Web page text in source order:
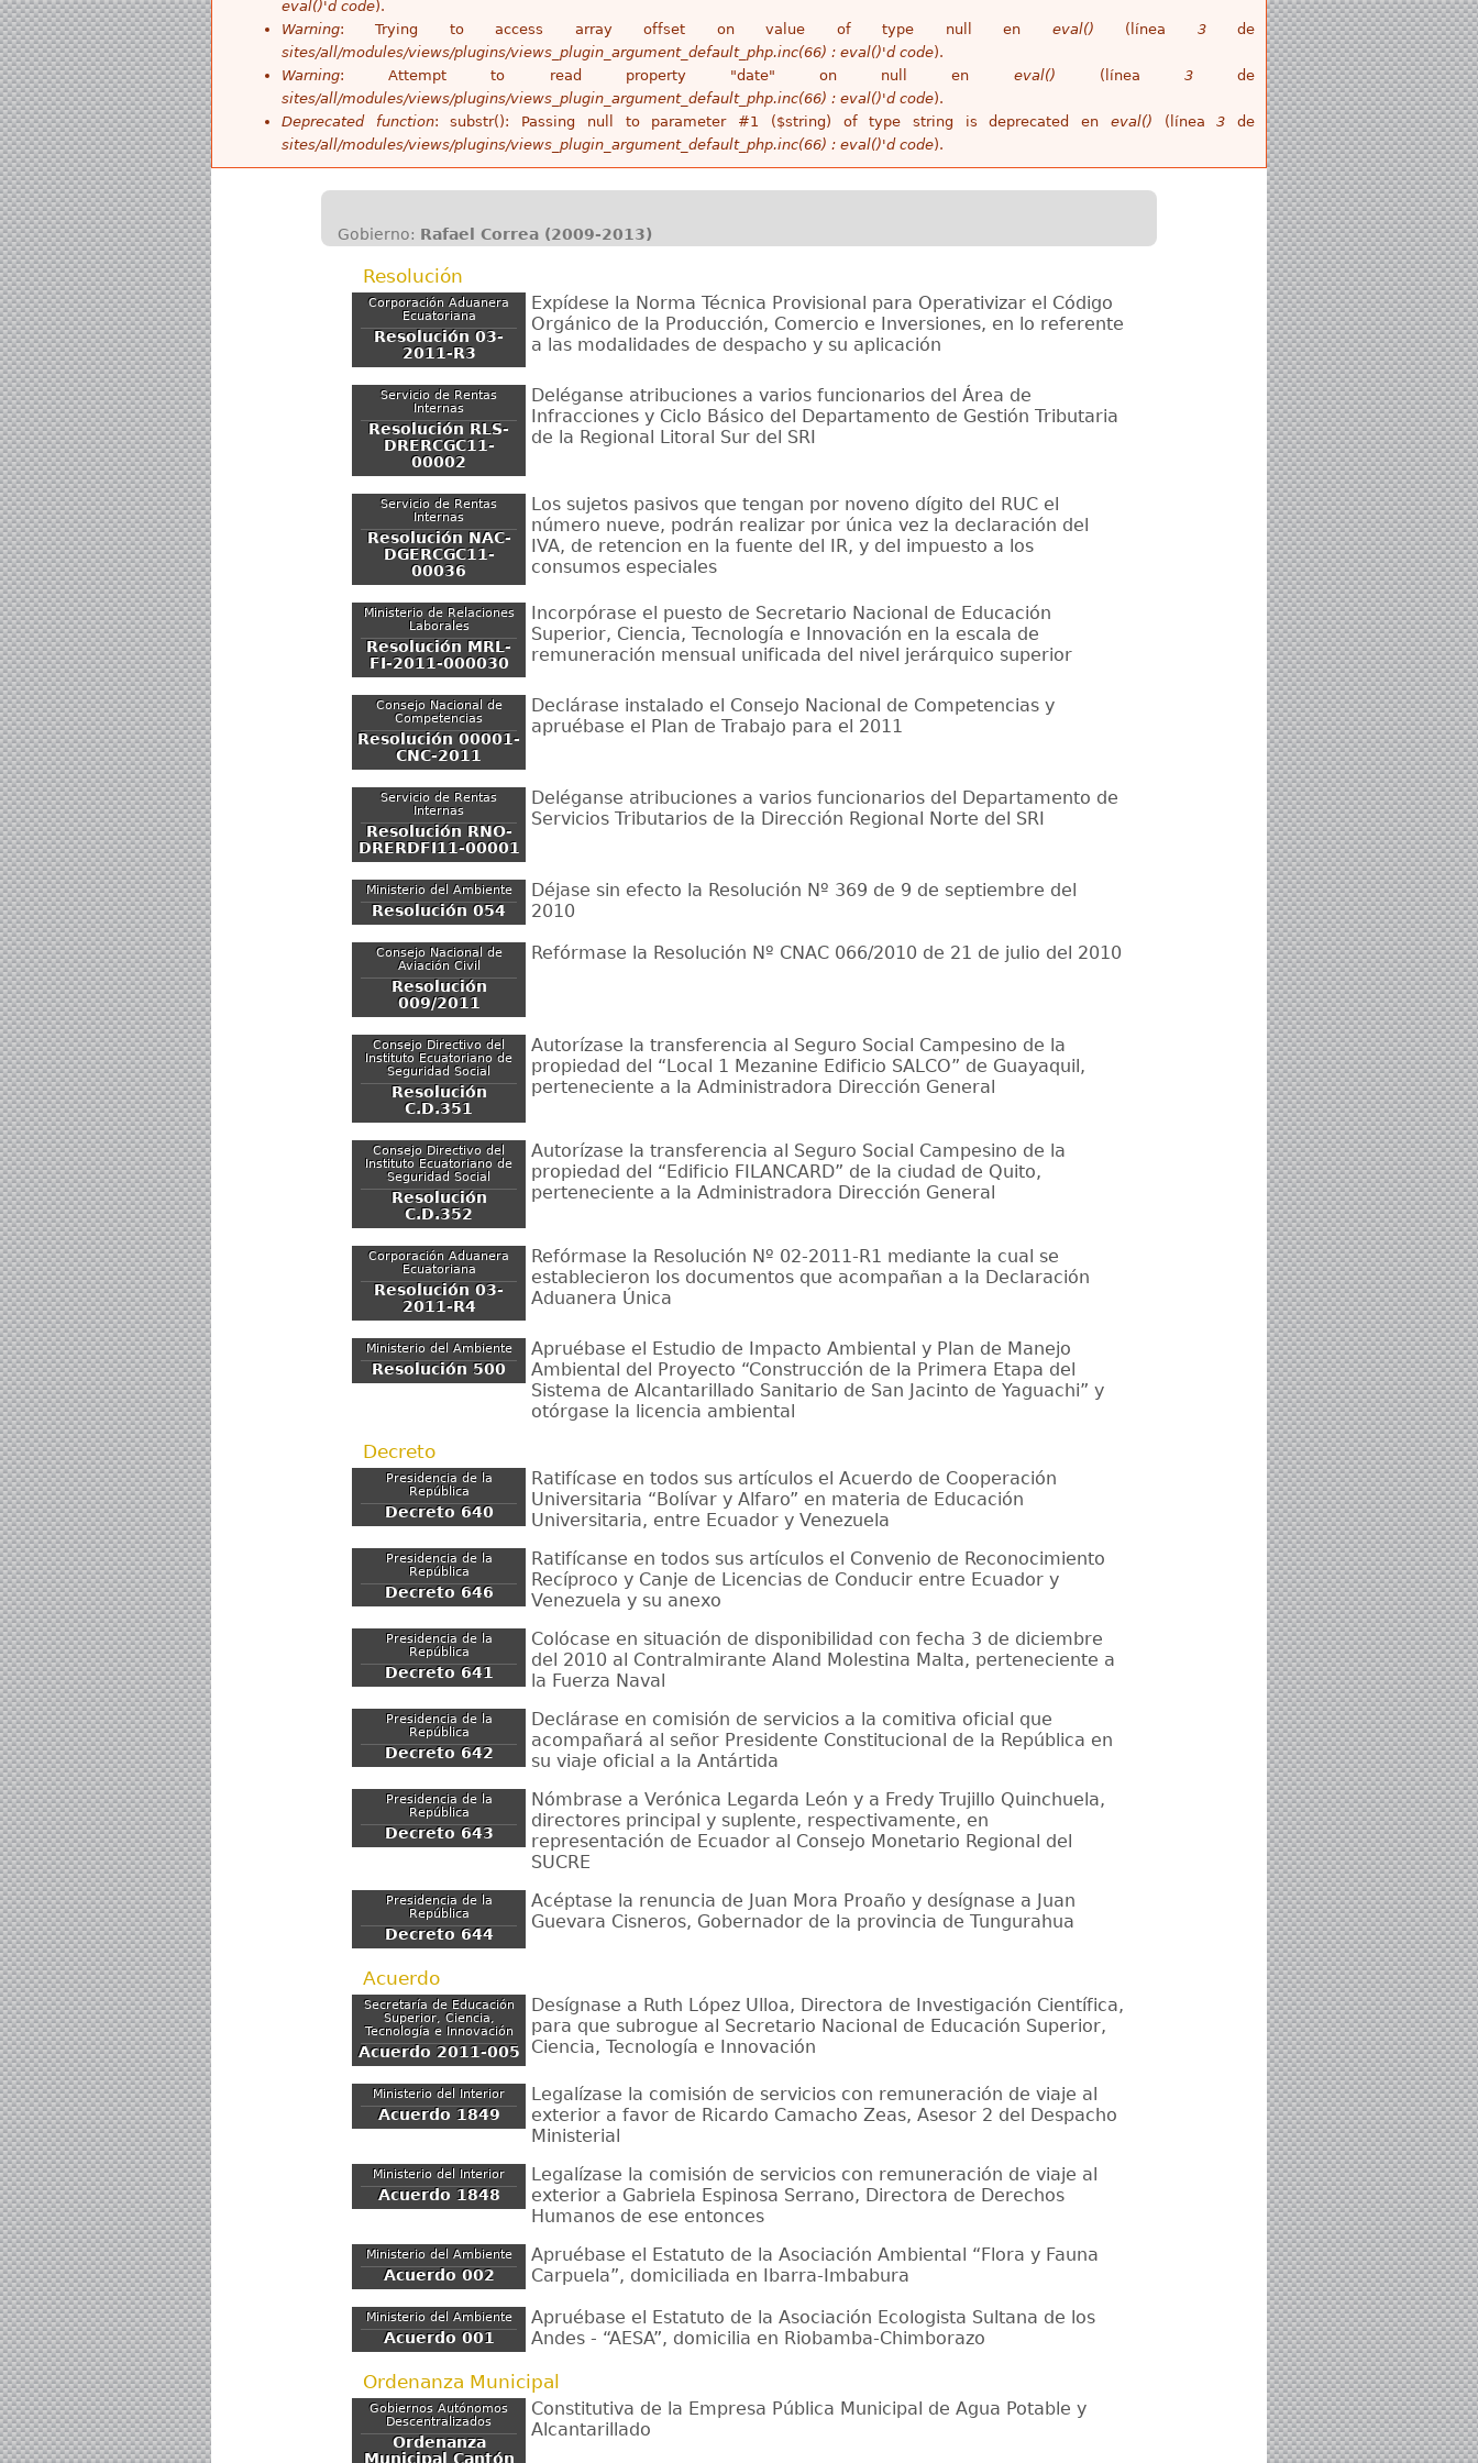
eval()'d code).
Warning: Trying to access array offset on value of type null en eval() (línea 3de
sites/all/modules/views/plugins/views_plugin_argument_default_php.inc(66) : eval()'d code).
Warning: Attempt to read property "date" on null en eval() (línea 3de
sites/all/modules/views/plugins/views_plugin_argument_default_php.inc(66) : eval()'d code).
Deprecated function: substr(): Passing null to parameter #1 ($string) of type string is deprecated en eval() (línea3 de
sites/all/modules/views/plugins/views_plugin_argument_default_php.inc(66) : eval()'d code).
Gobierno: Rafael Correa (2009-2013)
Resolución
Corporación Aduanera
Ecuatoriana
Resolución 03-
2011-R3
Expídese la Norma Técnica Provisional para Operativizar el Código
Orgánico de la Producción, Comercio e Inversiones, en lo referente
a las modalidades de despacho y su aplicación
Servicio de Rentas
Internas
Resolución RLS-
DRERCGC11-
00002
Deléganse atribuciones a varios funcionarios del Área de
Infracciones y Ciclo Básico del Departamento de Gestión Tributaria
de la Regional Litoral Sur del SRI
Servicio de Rentas
Internas
Resolución NAC-
DGERCGC11-
00036
Los sujetos pasivos que tengan por noveno dígito del RUC el
número nueve, podrán realizar por única vez la declaración del
IVA, de retencion en la fuente del IR, y del impuesto a los
consumos especiales
Ministerio de Relaciones
Laborales
Resolución MRL-
FI-2011-000030
Incorpórase el puesto de Secretario Nacional de Educación
Superior, Ciencia, Tecnología e Innovación en la escala de
remuneración mensual unificada del nivel jerárquico superior
Consejo Nacional de
Competencias
Resolución 00001-
CNC-2011
Declárase instalado el Consejo Nacional de Competencias y
apruébase el Plan de Trabajo para el 2011
Servicio de Rentas
Internas
Resolución RNO-
DRERDFI11-00001
Deléganse atribuciones a varios funcionarios del Departamento de
Servicios Tributarios de la Dirección Regional Norte del SRI
Ministerio del Ambiente
Resolución 054
Déjase sin efecto la Resolución Nº 369 de 9 de septiembre del
2010
Consejo Nacional de
Aviación Civil
Resolución
009/2011
Refórmase la Resolución Nº CNAC 066/2010 de 21 de julio del 2010
Consejo Directivo del
Instituto Ecuatoriano de
Seguridad Social
Resolución
C.D.351
Autorízase la transferencia al Seguro Social Campesino de la
propiedad del “Local 1 Mezanine Edificio SALCO” de Guayaquil,
perteneciente a la Administradora Dirección General
Consejo Directivo del
Instituto Ecuatoriano de
Seguridad Social
Resolución
C.D.352
Autorízase la transferencia al Seguro Social Campesino de la
propiedad del “Edificio FILANCARD” de la ciudad de Quito,
perteneciente a la Administradora Dirección General
Corporación Aduanera
Ecuatoriana
Resolución 03-
2011-R4
Refórmase la Resolución Nº 02-2011-R1 mediante la cual se
establecieron los documentos que acompañan a la Declaración
Aduanera Única
Ministerio del Ambiente
Resolución 500
Apruébase el Estudio de Impacto Ambiental y Plan de Manejo
Ambiental del Proyecto “Construcción de la Primera Etapa del
Sistema de Alcantarillado Sanitario de San Jacinto de Yaguachi” y
otórgase la licencia ambiental
Decreto
Presidencia de la
República
Decreto 640
Ratifícase en todos sus artículos el Acuerdo de Cooperación
Universitaria “Bolívar y Alfaro” en materia de Educación
Universitaria, entre Ecuador y Venezuela
Presidencia de la
República
Decreto 646
Ratifícanse en todos sus artículos el Convenio de Reconocimiento
Recíproco y Canje de Licencias de Conducir entre Ecuador y
Venezuela y su anexo
Presidencia de la
República
Decreto 641
Colócase en situación de disponibilidad con fecha 3 de diciembre
del 2010 al Contralmirante Aland Molestina Malta, perteneciente a
la Fuerza Naval
Presidencia de la
República
Decreto 642
Declárase en comisión de servicios a la comitiva oficial que
acompañará al señor Presidente Constitucional de la República en
su viaje oficial a la Antártida
Presidencia de la
República
Decreto 643
Nómbrase a Verónica Legarda León y a Fredy Trujillo Quinchuela,
directores principal y suplente, respectivamente, en
representación de Ecuador al Consejo Monetario Regional del
SUCRE
Presidencia de la
República
Decreto 644
Acéptase la renuncia de Juan Mora Proaño y desígnase a Juan
Guevara Cisneros, Gobernador de la provincia de Tungurahua
Acuerdo
Secretaría de Educación
Superior, Ciencia,
Tecnología e Innovación
Acuerdo 2011-005
Desígnase a Ruth López Ulloa, Directora de Investigación Científica,
para que subrogue al Secretario Nacional de Educación Superior,
Ciencia, Tecnología e Innovación
Ministerio del Interior
Acuerdo 1849
Legalízase la comisión de servicios con remuneración de viaje al
exterior a favor de Ricardo Camacho Zeas, Asesor 2 del Despacho
Ministerial
Ministerio del Interior
Acuerdo 1848
Legalízase la comisión de servicios con remuneración de viaje al
exterior a Gabriela Espinosa Serrano, Directora de Derechos
Humanos de ese entonces
Ministerio del Ambiente
Acuerdo 002
Apruébase el Estatuto de la Asociación Ambiental “Flora y Fauna
Carpuela”, domiciliada en Ibarra-Imbabura
Ministerio del Ambiente
Acuerdo 001
Apruébase el Estatuto de la Asociación Ecologista Sultana de los
Andes - “AESA”, domicilia en Riobamba-Chimborazo
Ordenanza Municipal
Gobiernos Autónomos
Descentralizados
Ordenanza
Municipal Cantón
Constitutiva de la Empresa Pública Municipal de Agua Potable y
Alcantarillado